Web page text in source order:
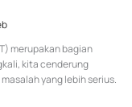
merupakan bagian
kita cenderung
yang lebih serius.